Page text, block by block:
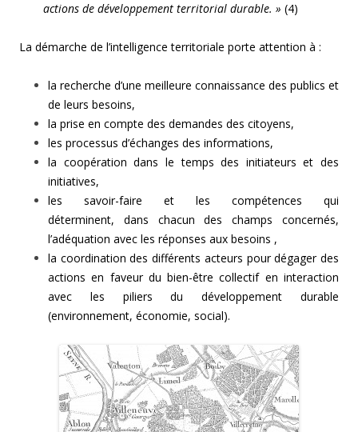
actions de développement territorial durable. » (4)
La démarche de l’intelligence territoriale porte attention à :
la recherche d’une meilleure connaissance des publics et
de leurs besoins,
la prise en compte des demandes des citoyens,
les processus d’échanges des informations,
la coopération dans le temps des initiateurs et des
initiatives,
les savoir-faire et les compétences qui
déterminent, dans chacun des champs concernés,
l’adéquation avec les réponses aux besoins ,
la coordination des différents acteurs pour dégager des
actions en faveur du bien-être collectif en interaction
avec les piliers du développement durable
(environnement, économie, social).